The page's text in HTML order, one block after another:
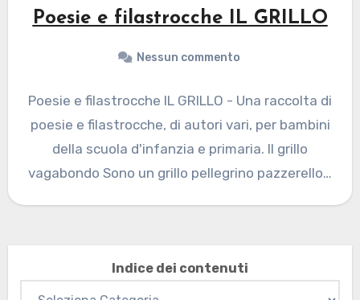
Poesie e filastrocche IL GRILLO
Nessun commento
Poesie e filastrocche IL GRILLO - Una raccolta di
poesie e filastrocche, di autori vari, per bambini
della scuola d'infanzia e primaria. Il grillo
vagabondo Sono un grillo pellegrino pazzerello…
Indice dei contenuti